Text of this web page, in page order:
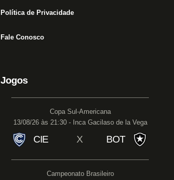
Política de Privacidade
Fale Conosco
Jogos
Copa Sul-Americana
13/08/26 às 21:30 - Inca Gacilaso de la Vega
CIE X BOT
Campeonato Brasileiro